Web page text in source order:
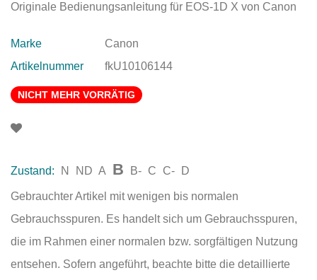
Originale Bedienungsanleitung für EOS-1D X von Canon
Marke
Canon
Artikelnummer
fkU10106144
NICHT MEHR VORRÄTIG
Zustand: N ND A B B- C C- D
Gebrauchter Artikel mit wenigen bis normalen
Gebrauchsspuren. Es handelt sich um Gebrauchsspuren,
die im Rahmen einer normalen bzw. sorgfältigen Nutzung
entsehen. Sofern angeführt, beachte bitte die detaillierte